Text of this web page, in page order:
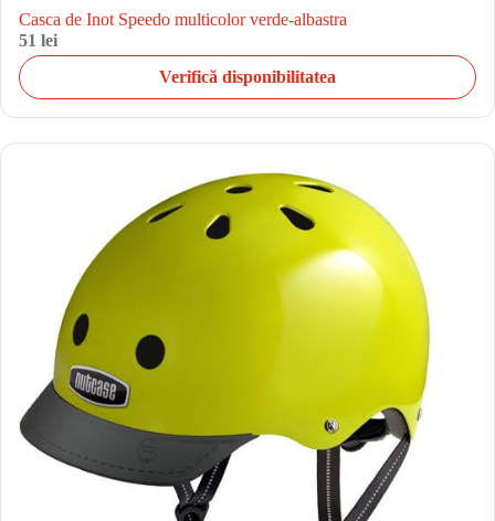
Casca de Inot Speedo multicolor verde-albastra
51 lei
Verifică disponibilitatea